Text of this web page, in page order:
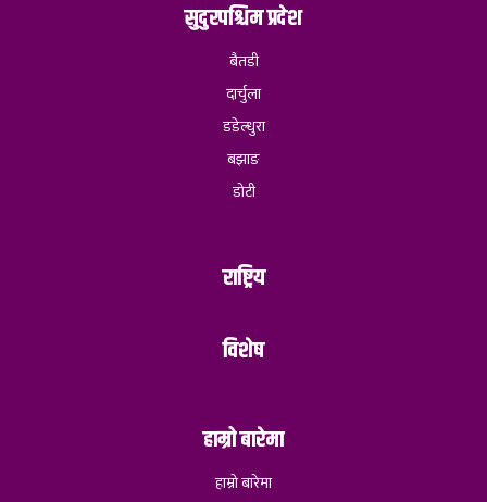
सुदुरपश्चिम प्रदेश
बैतडी
दार्चुला
डडेल्धुरा
बझाङ
डोटी
राष्ट्रिय
विशेष
हाम्रो बारेमा
हाम्रो बारेमा